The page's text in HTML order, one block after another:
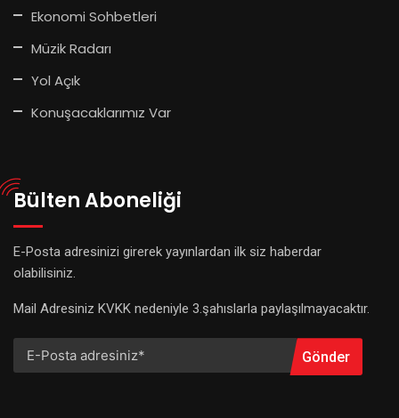
Ekonomi Sohbetleri
Müzik Radarı
Yol Açık
Konuşacaklarımız Var
Bülten Aboneliği
E-Posta adresinizi girerek yayınlardan ilk siz haberdar
olabilisiniz.
Mail Adresiniz KVKK nedeniyle 3.şahıslarla paylaşılmayacaktır.
Gönder